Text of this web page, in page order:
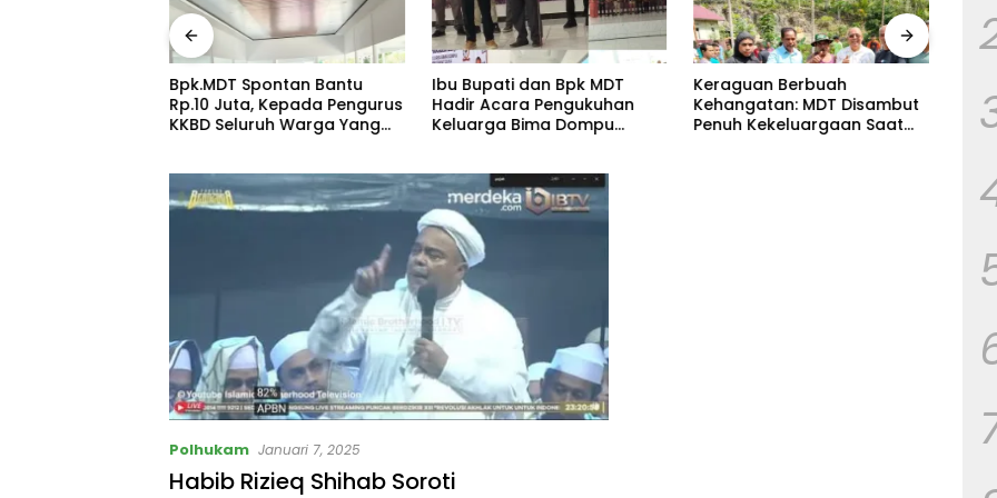
Bpk.MDT Spontan Bantu
Rp.10 Juta, Kepada Pengurus
KKBD Seluruh Warga Yang
Ibu Bupati dan Bpk MDT
Hadir Acara Pengukuhan
Keluarga Bima Dompu
Gedung Fortuna Radamata.
Keraguan Berbuah
Kehangatan: MDT Disambut
Penuh Kekeluargaan Saat
Polhukam Januari 7, 2025
Habib Rizieq Shihab Soroti